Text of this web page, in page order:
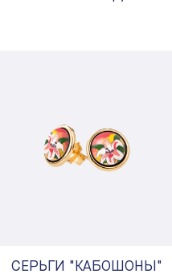
СЕРЬГИ "КАБОШОНЫ"